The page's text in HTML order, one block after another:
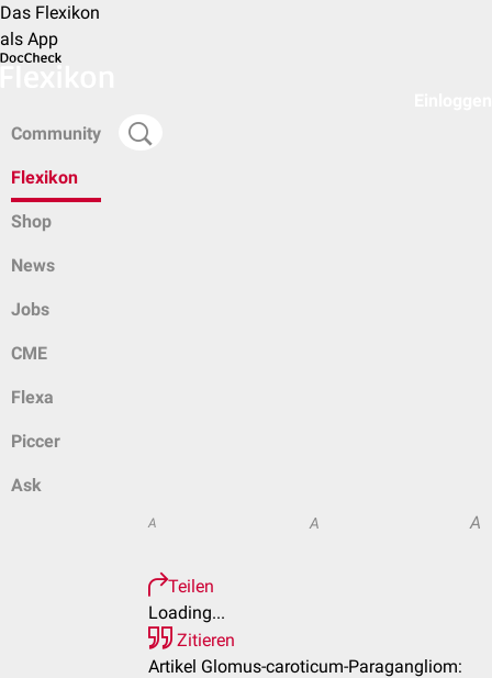
Das Flexikon
als App
Community
Flexikon
Shop
News
Jobs
CME
Flexa
Piccer
Ask
A A A
Teilen
Loading...
Zitieren
Artikel Glomus-caroticum-Paragangliom: